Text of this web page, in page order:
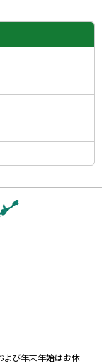
よび年末年始はお休